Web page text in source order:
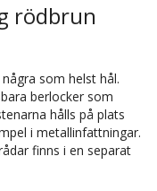
rödbrun
som helst hål.
berlocker som
hålls på plats
i metallinfattningar.
finns i en separat